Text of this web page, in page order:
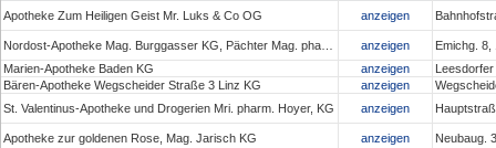
Apotheke Zum Heiligen Geist Mr. Luks & Co OG
anzeigen
anzeigen
Emichg. 8,
Marien-Apotheke Baden KG
anzeigen
Bären-Apotheke Wegscheider Straße 3 Linz KG
anzeigen
St. Valentinus-Apotheke und Drogerien Mri. pharm. Hoyer, KG
anzeigen
Apotheke zur goldenen Rose, Mag. Jarisch KG anzeigen
Neubaug.